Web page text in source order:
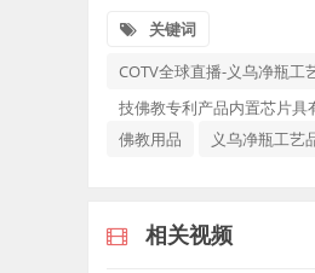
关键词
COTV全球直播-义乌净瓶
技佛教专利产品内置芯片具
佛教用品
义乌净瓶工艺
相关视频